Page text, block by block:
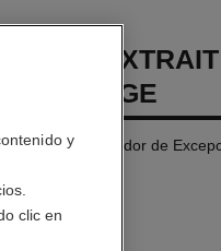
RECHARGE
Noche Reparador de
y
clic en